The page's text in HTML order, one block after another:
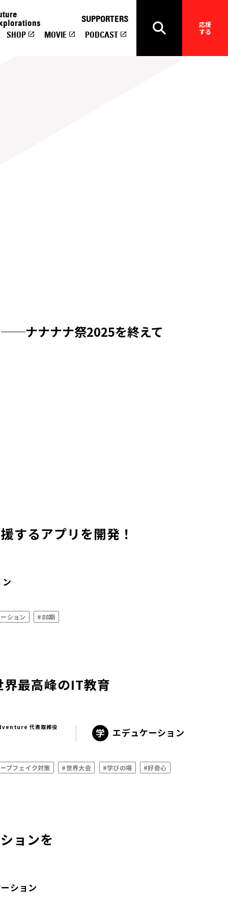
応援
する
SUPPORTERS
SHOP MOVIE PODCAST
──ナナナナ祭2025を終えて
するアプリを開発！
ション #88期
界最高峰のIT教育
代表取締役 エデュケーション
プフェイク対策 #世界大会 #学びの場
#好奇心
ョンを
ション